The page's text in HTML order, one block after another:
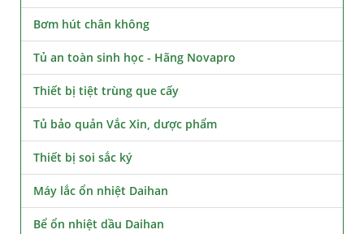
Bơm hút chân không
Tủ an toàn sinh học - Hãng Novapro
Thiết bị tiệt trùng que cấy
Tủ bảo quản Vắc Xin, dược phẩm
Thiết bị soi sắc ký
Máy lắc ổn nhiệt Daihan
Bể ổn nhiệt dầu Daihan